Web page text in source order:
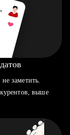
заметить.
выше